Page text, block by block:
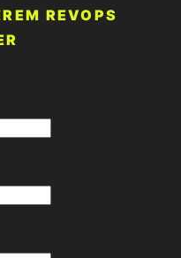
REVOPS